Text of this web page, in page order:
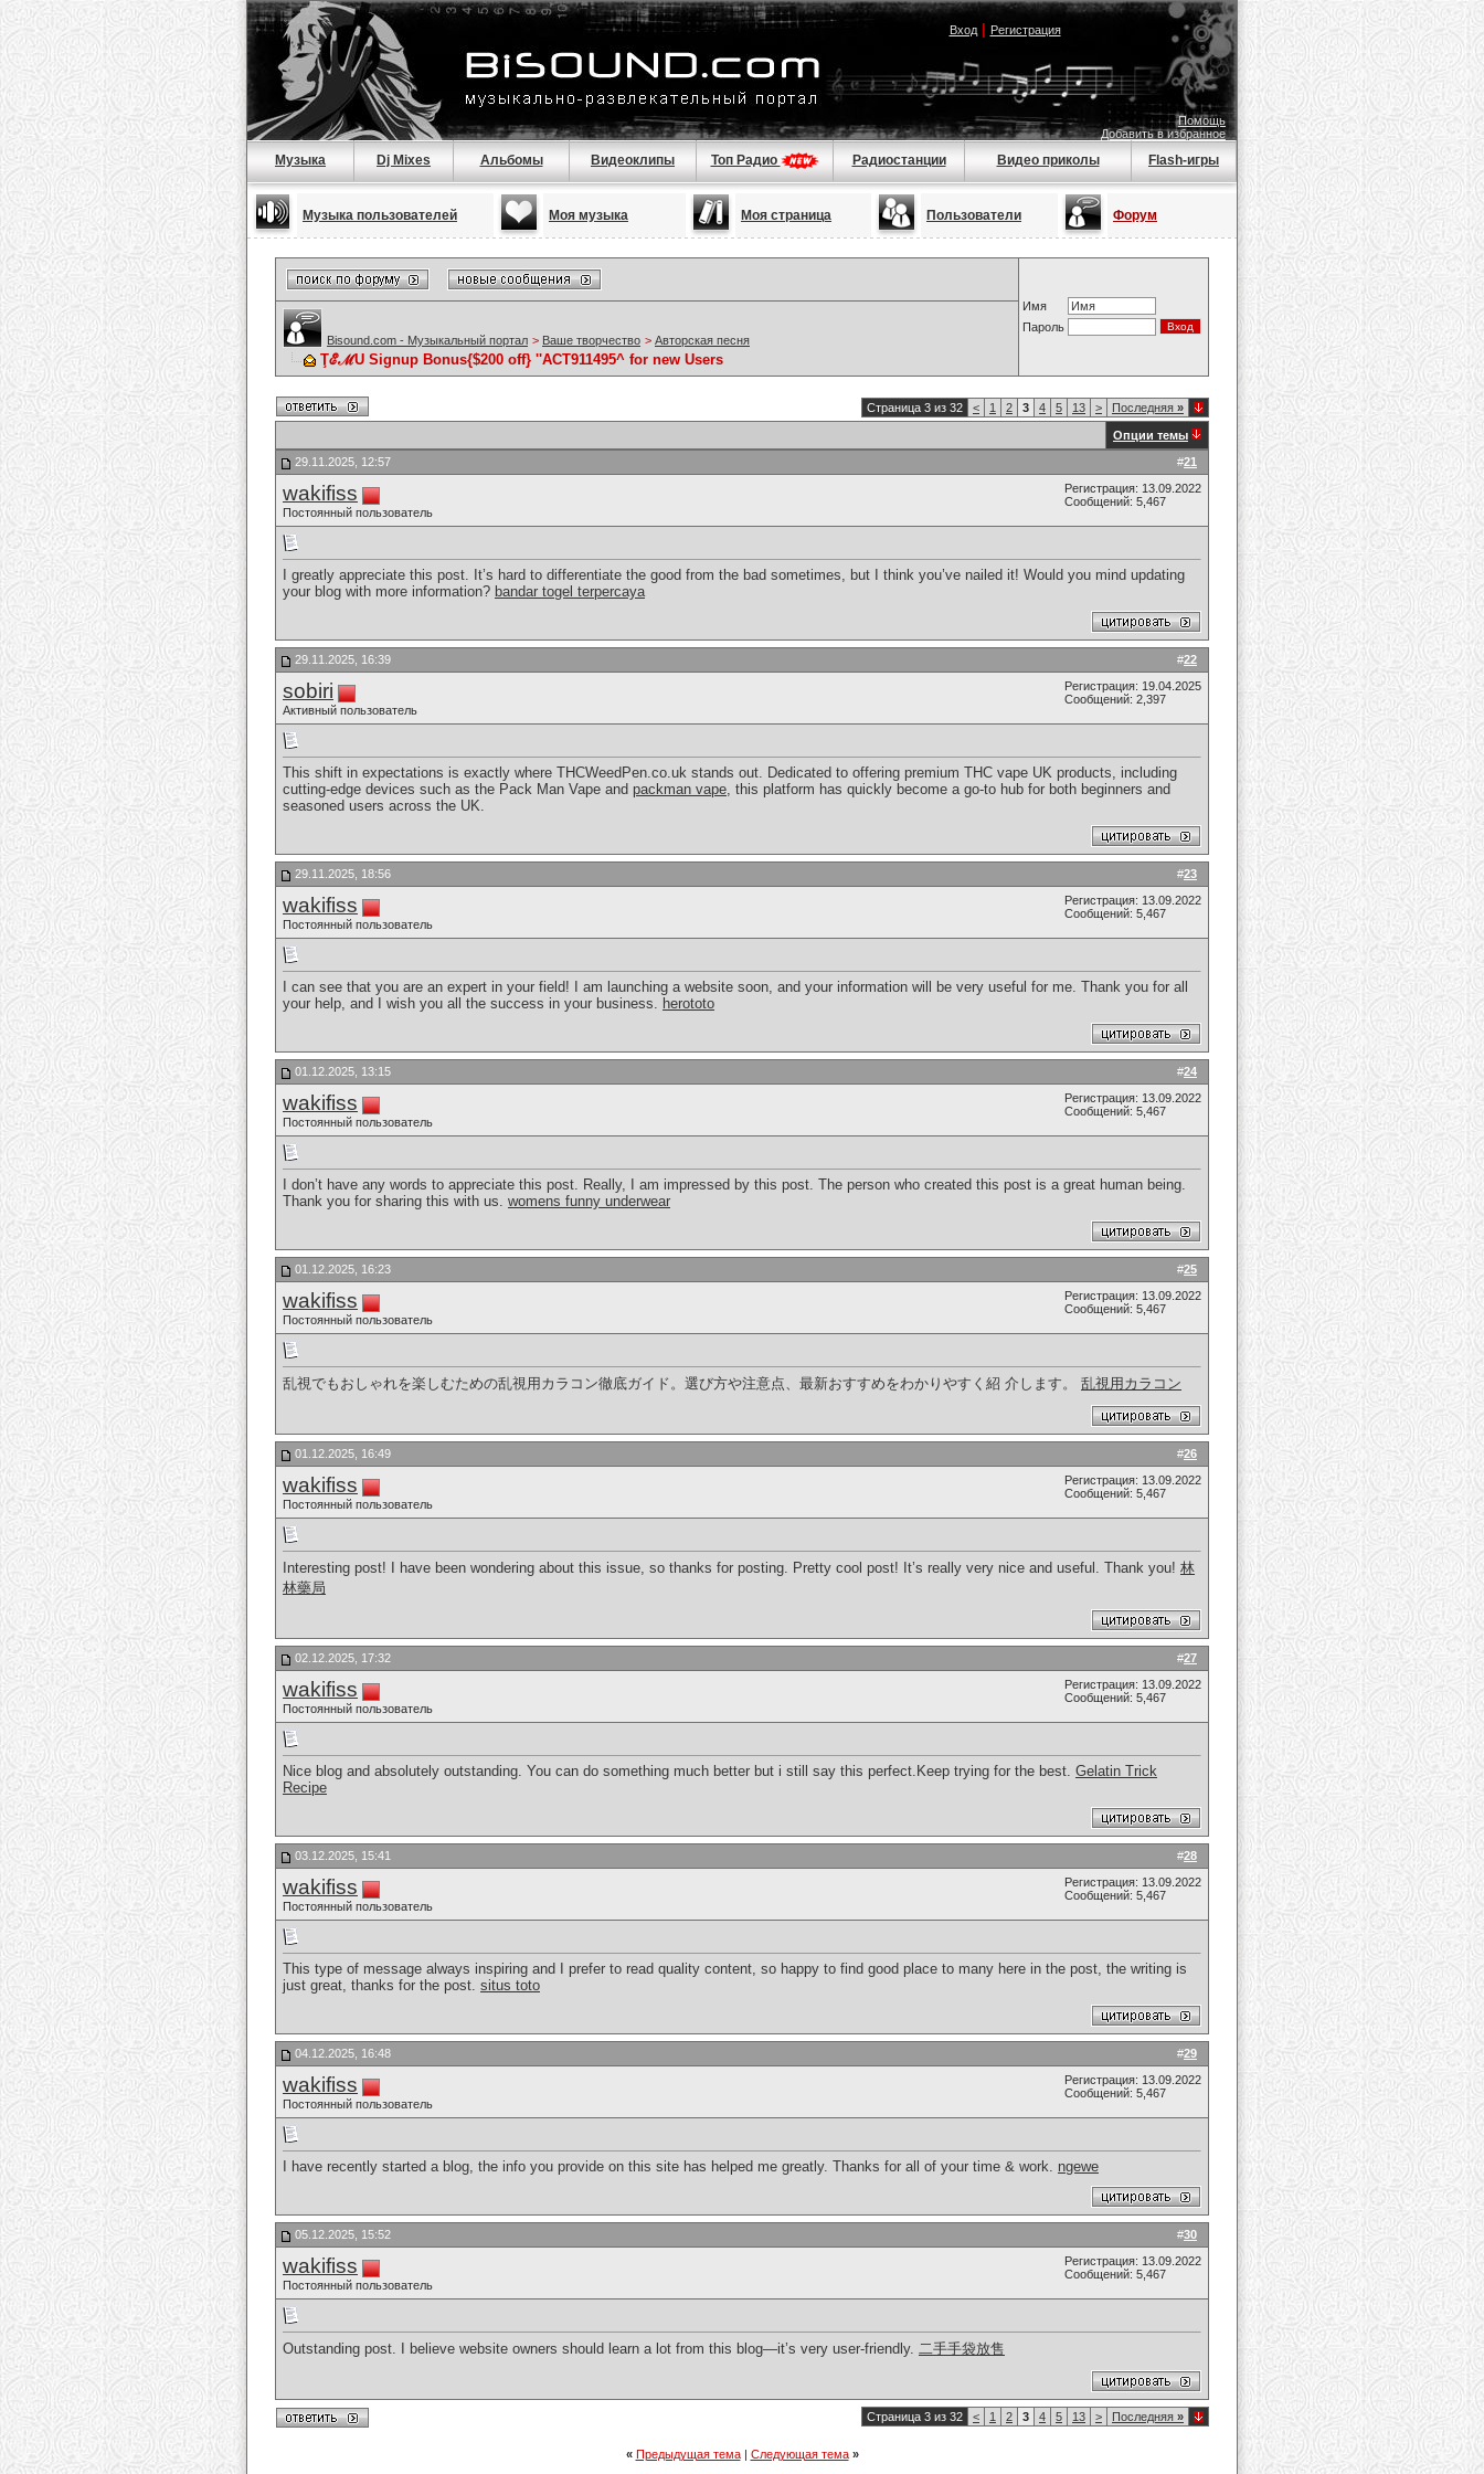
Вход| Регистрация
Помощь
Добавить в избранное
Музыка Dj Mixes Альбомы Видеоклипы Топ Радио Радиостанции Видео приколы Flash-игры
Музыка пользователей Моя музыка Моя страница Пользователи Форум
Имя
Пароль
Bisound.com - Музыкальный портал > Ваше творчество > Авторская песня
ŢℰℳU Signup Bonus{$200 off} ''ACT911495^ for new Users
Страница 3 из 32 < 1 2 3 4 5 13 > Последняя »
Опции темы
#21
29.11.2025, 12:57
wakifiss
Постоянный пользователь
Регистрация: 13.09.2022
Сообщений: 5,467
I greatly appreciate this post. It’s hard to differentiate the good from the bad sometimes, but I think you’ve nailed it! Would you mind updating
your blog with more information? bandar togel terpercaya
#22
29.11.2025, 16:39
sobiri
Активный пользователь
Регистрация: 19.04.2025
Сообщений: 2,397
This shift in expectations is exactly where THCWeedPen.co.uk stands out. Dedicated to offering premium THC vape UK products, including
cutting-edge devices such as the Pack Man Vape and packman vape, this platform has quickly become a go-to hub for both beginners and
seasoned users across the UK.
#23
29.11.2025, 18:56
wakifiss
Постоянный пользователь
Регистрация: 13.09.2022
Сообщений: 5,467
I can see that you are an expert in your field! I am launching a website soon, and your information will be very useful for me. Thank you for all
your help, and I wish you all the success in your business. herototo
#24
01.12.2025, 13:15
wakifiss
Постоянный пользователь
Регистрация: 13.09.2022
Сообщений: 5,467
I don’t have any words to appreciate this post. Really, I am impressed by this post. The person who created this post is a great human being.
Thank you for sharing this with us. womens funny underwear
#25
01.12.2025, 16:23
wakifiss
Постоянный пользователь
Регистрация: 13.09.2022
Сообщений: 5,467
乱視でもおしゃれを楽しむための乱視用カラコン徹底ガイド。選び方や注意点、最新おすすめをわかりやすく紹 介します。 乱視用カラコン
#26
01.12.2025, 16:49
wakifiss
Постоянный пользователь
Регистрация: 13.09.2022
Сообщений: 5,467
Interesting post! I have been wondering about this issue, so thanks for posting. Pretty cool post! It’s really very nice and useful. Thank you! 林
林藥局
#27
02.12.2025, 17:32
wakifiss
Постоянный пользователь
Регистрация: 13.09.2022
Сообщений: 5,467
Nice blog and absolutely outstanding. You can do something much better but i still say this perfect.Keep trying for the best. Gelatin Trick
Recipe
#28
03.12.2025, 15:41
wakifiss
Постоянный пользователь
Регистрация: 13.09.2022
Сообщений: 5,467
This type of message always inspiring and I prefer to read quality content, so happy to find good place to many here in the post, the writing is
just great, thanks for the post. situs toto
#29
04.12.2025, 16:48
wakifiss
Постоянный пользователь
Регистрация: 13.09.2022
Сообщений: 5,467
I have recently started a blog, the info you provide on this site has helped me greatly. Thanks for all of your time & work. ngewe
#30
05.12.2025, 15:52
wakifiss
Постоянный пользователь
Регистрация: 13.09.2022
Сообщений: 5,467
Outstanding post. I believe website owners should learn a lot from this blog—it’s very user-friendly. 二手手袋放售
Страница 3 из 32 < 1 2 3 4 5 13 > Последняя »
« Предыдущая тема| Следующая тема »